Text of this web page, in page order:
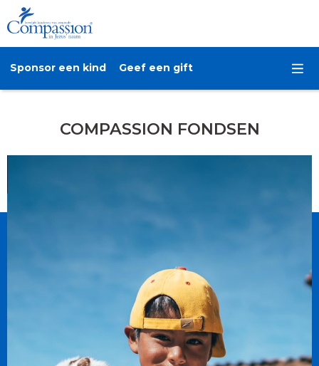
Sponsor een kind Geef een gift
COMPASSION FONDSEN